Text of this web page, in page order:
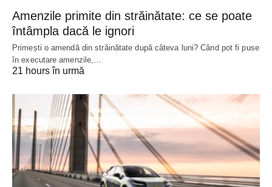
Amenzile primite din străinătate: ce se poate
întâmpla dacă le ignori
Primești o amendă din străinătate după câteva luni? Când pot fi puse
în executare amenzile,…
21 hours în urmă